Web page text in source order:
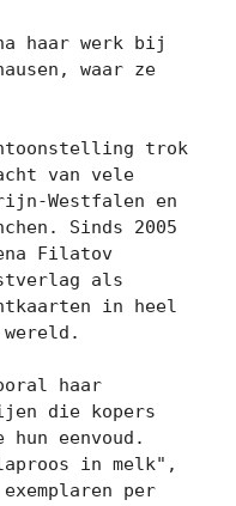
haar werk bij
waar ze
trok
van vele
Westfalen en
Sinds 2005
Filatov
als
in heel
haar
die kopers
eenvoud.
in melk",
per